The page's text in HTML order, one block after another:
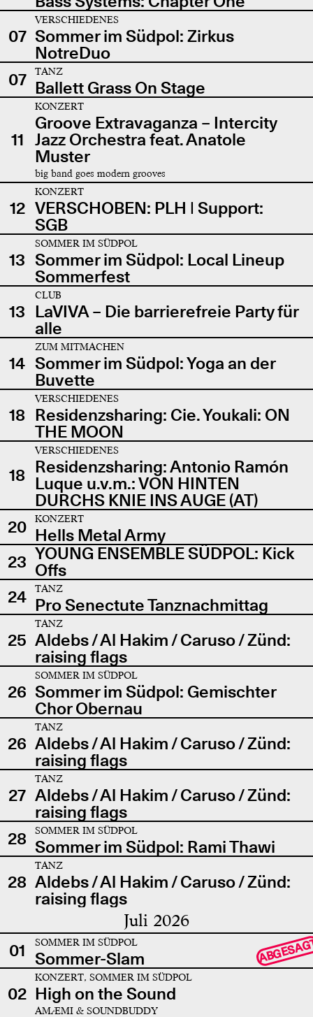
07
VERSCHIEDENES
Sommer im Südpol: Zirkus
NotreDuo
07
TANZ
Ballett Grass On Stage
11
KONZERT
Groove Extravaganza – Intercity
Jazz Orchestra feat. Anatole
Muster
big band goes modern grooves
12
KONZERT
VERSCHOBEN: PLH | Support:
SGB
13
SOMMER IM SÜDPOL
Sommer im Südpol: Local Lineup
Sommerfest
13
CLUB
LaVIVA – Die barrierefreie Party für
alle
14
ZUM MITMACHEN
Sommer im Südpol: Yoga an der
Buvette
18
VERSCHIEDENES
Residenzsharing: Cie. Youkali: ON
THE MOON
18
VERSCHIEDENES
Residenzsharing: Antonio Ramón
Luque u.v.m.: VON HINTEN
DURCHS KNIE INS AUGE (AT)
20
KONZERT
Hells Metal Army
23 YOUNG ENSEMBLE SÜDPOL: Kick
Offs
24
TANZ
Pro Senectute Tanznachmittag
25
TANZ
Aldebs / Al Hakim / Caruso / Zünd:
raising flags
26
SOMMER IM SÜDPOL
Sommer im Südpol: Gemischter
Chor Obernau
26
TANZ
Aldebs / Al Hakim / Caruso / Zünd:
raising flags
27
TANZ
Aldebs / Al Hakim / Caruso / Zünd:
raising flags
28
SOMMER IM SÜDPOL
Sommer im Südpol: Rami Thawi
28
TANZ
Aldebs / Al Hakim / Caruso / Zünd:
raising flags
Juli 2026
01 SOMMER IM SÜDPOL
Sommer-Slam
02
KONZERT, SOMMER IM SÜDPOL
High on the Sound
AMÆMI & SOUNDBUDDY